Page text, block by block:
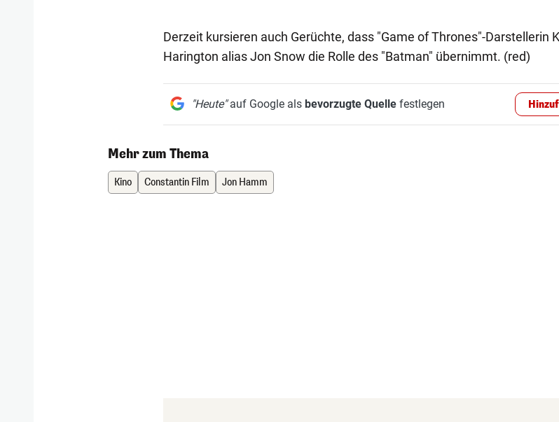
Derzeit kursieren auch Gerüchte, dass "Game of Thrones"-Darstellerin
Harington alias Jon Snow die Rolle des "Batman" übernimmt. (red)
"Heute"auf Google als bevorzugte Quellefestlegen
Mehr zum Thema
Kino Constantin Film Jon Hamm